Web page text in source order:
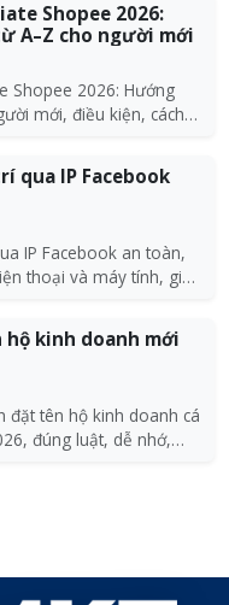
Shopee 2026:
A–Z cho người mới
Shopee 2026: Hướng
mới, điều kiện, cách
qua IP Facebook
IP Facebook an toàn,
thoại và máy tính, giúp
hộ kinh doanh mới
đặt tên hộ kinh doanh cá
đúng luật, dễ nhớ,